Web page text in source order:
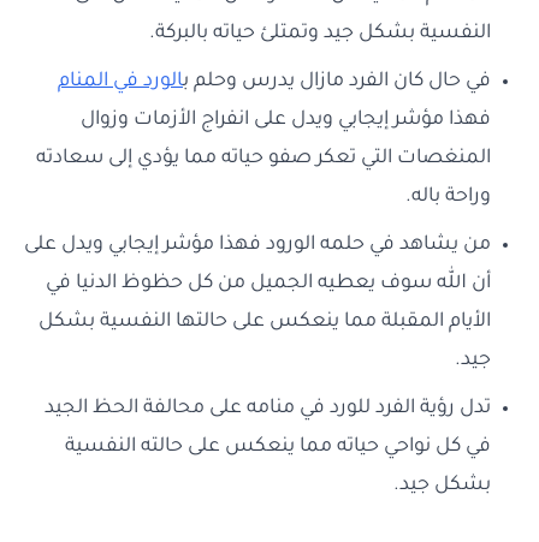
النفسية بشكل جيد وتمتلئ حياته بالبركة.
في حال كان الفرد مازال يدرس وحلم بالورد في المنام
فهذا مؤشر إيجابي ويدل على انفراج الأزمات وزوال
المنغصات التي تعكر صفو حياته مما يؤدي إلى سعادته
وراحة باله.
من يشاهد في حلمه الورود فهذا مؤشر إيجابي ويدل على
أن الله سوف يعطيه الجميل من كل حظوظ الدنيا في
الأيام المقبلة مما ينعكس على حالتها النفسية بشكل
جيد.
تدل رؤية الفرد للورد في منامه على محالفة الحظ الجيد
في كل نواحي حياته مما ينعكس على حالته النفسية
بشكل جيد.